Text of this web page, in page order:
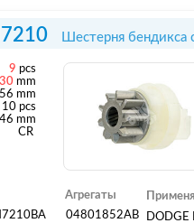
Шестерня бендикса
9 pcs
30 mm
mm
10 pcs
46 mm
CR
Агрегаты
04801852AB